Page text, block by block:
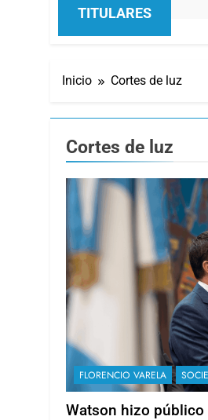
TITULARES
Inicio Cortes de luz
Cortes de luz
FLORENCIO VARELA
Watson hizo